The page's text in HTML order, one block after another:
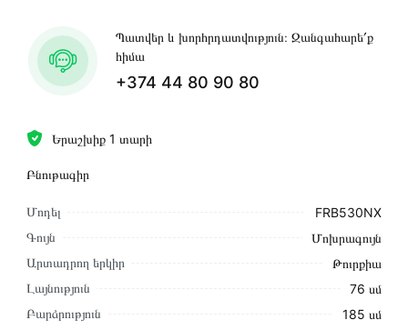
Երաշխիք 1 տարի
Բնութագիր
Մոդել
FRB530NX
Գույն
Մոխրագույն
Արտադրող երկիր
Թուրքիա
Լայնություն
76 սմ
Բարձրություն
185 սմ
Պատվեր և խորհրդատվություն։ Զանգահարե՛ք
հիմա
+374 44 80 90 80